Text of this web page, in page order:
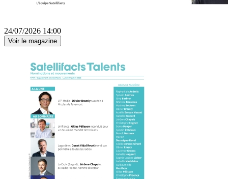
24/07/2026 14:00
Voir le magazine